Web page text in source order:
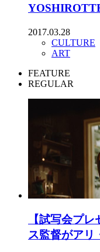
2017.03.28
CULTURE
ART
FEATURE
REGULAR
【試写会プ
ス監督がアリ